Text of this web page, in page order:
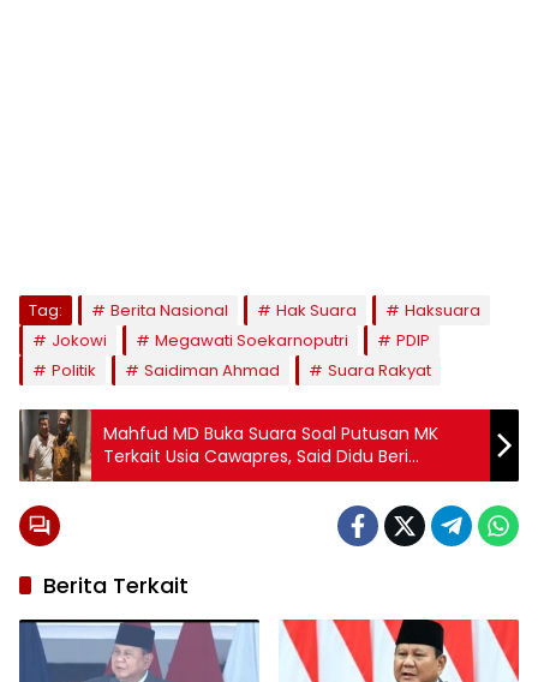
Tag: Berita Nasional Hak Suara
Haksuara
Jokowi
Megawati Soekarnoputri
PDIP
Politik
Saidiman Ahmad Suara Rakyat
Mahfud MD Buka Suara Soal Putusan MK
Terkait Usia Cawapres, Said Didu Beri
Respons Menohok
Berita Terkait